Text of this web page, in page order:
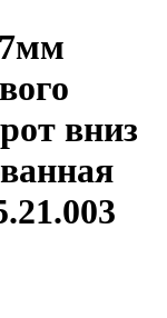
вниз